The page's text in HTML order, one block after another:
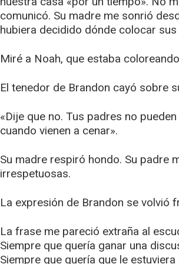
comunicó. Su madre me sonrió
hubiera decidido dónde colocar
Miré a Noah, que estaba
El tenedor de Brandon cayó sobre
«Dije que no. Tus padres no
cuando vienen a cenar».
Su madre respiró hondo. Su padre
irrespetuosas.
La expresión de Brandon se volvió
La frase me pareció extraña al
Siempre que quería ganar una
Siempre que quería que le